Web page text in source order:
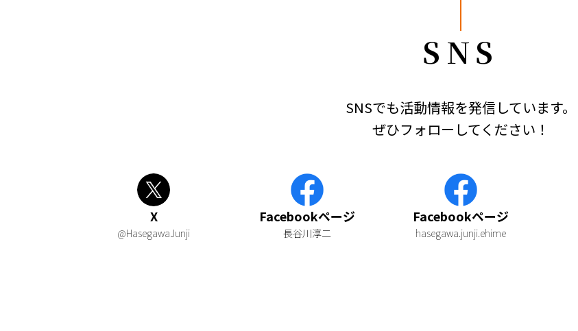
SNS
SNSでも活動情報を発信しています。
ぜひフォローしてください！
X
@HasegawaJunji
Facebookページ
長谷川淳二
Facebookページ
hasegawa.junji.ehime